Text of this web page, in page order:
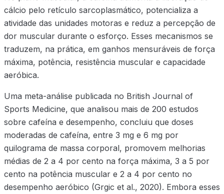
cálcio pelo retículo sarcoplasmático, potencializa a
atividade das unidades motoras e reduz a percepção de
dor muscular durante o esforço. Esses mecanismos se
traduzem, na prática, em ganhos mensuráveis de força
máxima, potência, resistência muscular e capacidade
aeróbica.
Uma meta-análise publicada no British Journal of
Sports Medicine, que analisou mais de 200 estudos
sobre cafeína e desempenho, concluiu que doses
moderadas de cafeína, entre 3 mg e 6 mg por
quilograma de massa corporal, promovem melhorias
médias de 2 a 4 por cento na força máxima, 3 a 5 por
cento na potência muscular e 2 a 4 por cento no
desempenho aeróbico (Grgic et al., 2020). Embora esses